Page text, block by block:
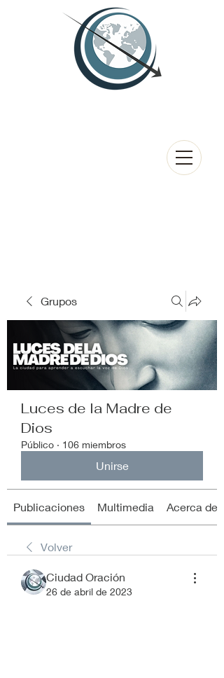
Grupos
Luces de la Madre de
Dios
Público · 106 miembros
Unirse
Publicaciones Multimedia Acerca de
Volver
Ciudad Oración
26 de abril de 2023